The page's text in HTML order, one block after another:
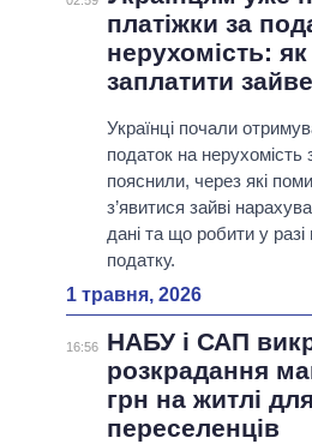
платіжки за
нерухомість:
заплатити зайве
Українці почали
податок на
пояснили, через які
з’явитися зайві
дані та що робити у
податку.
1 травня, 2026
16:56
НАБУ і САП
розкрадання
грн на житлі для
переселенців